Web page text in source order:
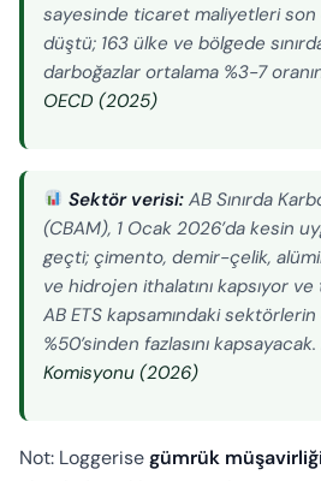
sayesinde ticaret maliyetleri son
düştü; 163 ülke ve bölgede
darboğazlar ortalama %3-7
OECD (2025)
Sektör verisi: AB Sınırda
(CBAM), 1 Ocak 2026’da kesin
geçti; çimento, demir-çelik,
ve hidrojen ithalatını kapsıyor ve
AB ETS kapsamındaki sektörlerin
%50’sinden fazlasını kapsayacak.
Komisyonu (2026)
Not: Loggerisegümrük